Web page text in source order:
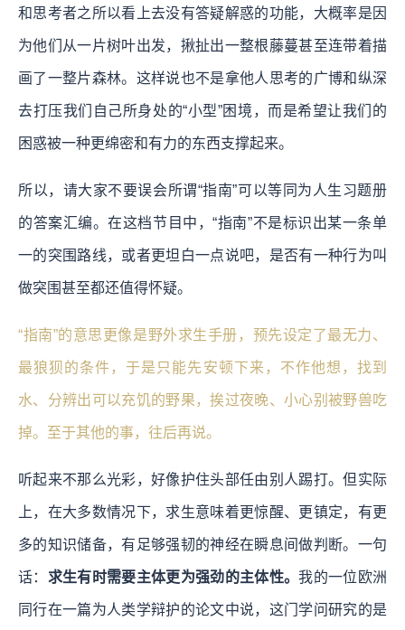
和思考者之所以看上去没有答疑解惑的功能，大概率是因
为他们从一片树叶出发，揪扯出一整根藤蔓甚至连带着描
画了一整片森林。这样说也不是拿他人思考的广博和纵深
去打压我们自己所身处的“小型”困境，而是希望让我们的
困惑被一种更绵密和有力的东西支撑起来。
所以，请大家不要误会所谓“指南”可以等同为人生习题册
的答案汇编。在这档节目中，“指南”不是标识出某一条单
一的突围路线，或者更坦白一点说吧，是否有一种行为叫
做突围甚至都还值得怀疑。
“指南”的意思更像是野外求生手册，预先设定了最无力、
最狼狈的条件，于是只能先安顿下来，不作他想，找到
水、分辨出可以充饥的野果，挨过夜晚、小心别被野兽吃
掉。至于其他的事，往后再说。
听起来不那么光彩，好像护住头部任由别人踢打。但实际
上，在大多数情况下，求生意味着更惊醒、更镇定，有更
多的知识储备，有足够强韧的神经在瞬息间做判断。一句
话： 求生有时需要主体更为强劲的主体性。我的一位欧洲
同行在一篇为人类学辩护的论文中说，这门学问研究的是